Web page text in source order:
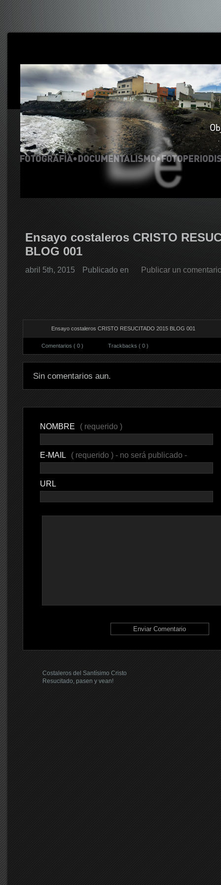
Ensayo costaleros CRISTO
BLOG 001
abril 5th, 2015 Publicado en Publicar un
Ensayo costaleros CRISTO RESUCITADO 2015 BLOG 001
Comentarios ( 0 ) Trackbacks ( 0 )
Sin comentarios aun.
NOMBRE ( requerido )
E-MAIL ( requerido ) - no será publicado -
URL
Costaleros del Santísimo Cristo
Resucitado, pasen y vean!